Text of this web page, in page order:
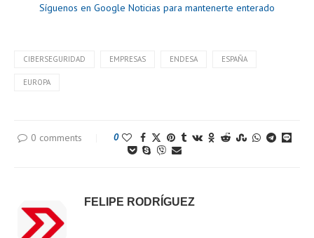
Síguenos en Google Noticias para mantenerte enterado
CIBERSEGURIDAD EMPRESAS ENDESA ESPAÑA
EUROPA
0 comments 0
FELIPE RODRÍGUEZ